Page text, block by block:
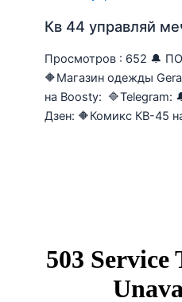
Кв 44 управляй
Просмотров : 652 🔔
🔶Магазин одежды
на Boosty: 🔷Telegram:
Дзен: 🔶Комикс КВ-45